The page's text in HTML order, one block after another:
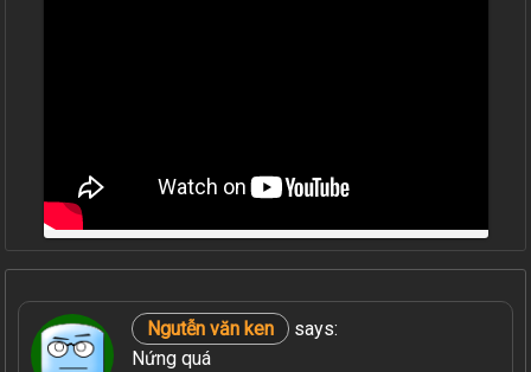
Ngutễn văn ken
says:
Nứng quá